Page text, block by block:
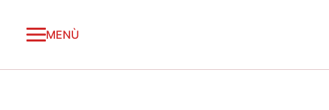
MENÙ